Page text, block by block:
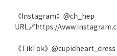
《Instagram》@ch_hep
URL🔗https://
《TikTok》@cupidheart_dress